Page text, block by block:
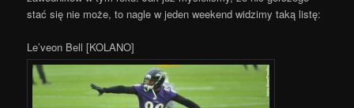
stać się nie może, to nagle w jeden weekend widzimy taką listę:
Le’veon Bell [KOLANO]